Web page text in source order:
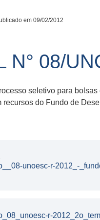
em 09/02/2012
N° 08/
seletivo para
recursos do Fundo de
unoesc-r-2012_-
r-